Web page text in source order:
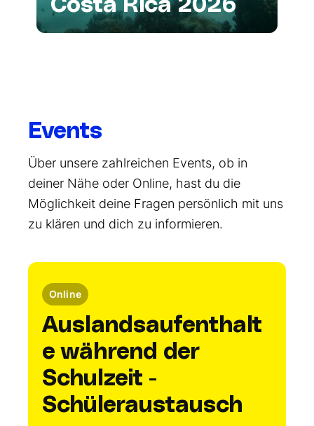
Costa Rica 2026
Events
Über unsere zahlreichen Events, ob in
deiner Nähe oder Online, hast du die
Möglichkeit deine Fragen persönlich mit uns
zu klären und dich zu informieren.
Online
Auslandsaufenthalt
e während der
Schulzeit -
Schüleraustausch